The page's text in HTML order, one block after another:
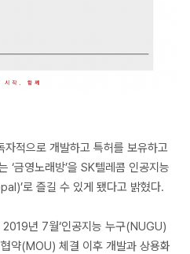
적으로 개발하고 특허를 보유하고
‘금영노래방’을 SK텔레콤 인공지능
로 즐길 수 있게 됐다고 밝혔다.
년 7월‘인공지능 누구(NUGU)
약(MOU) 체결 이후 개발과 상용화